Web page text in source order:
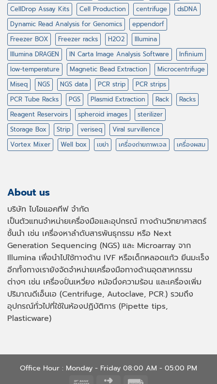
CellDrop Assay Kits
Cell Production centrifuge
dsDNA
Dynamic Read Analysis for Genomics
eppendorf
Freezer BOX
Freezer racks H2O2
Illumina
Illumina DRAGEN
IN Carta Image Analysis Software
Infinium
low-temperature
Magnetic Bead Extraction
Microcentrifuge
Miseq
NGS NGS data PCR strip
PCR strips
PCR Tube Racks
PGS Plasmid Extraction Rack
Racks
Reagent Reservoirs
spheroid images
sterilizer
Storage Box
Strip veriseq
Viral survillence
Vortex Mixer
Well box เขย่า เครื่องถ่ายภาพเจล เครื่องผสม
About us
บริษัท ไบโอแอคทีฟ จำกัด
เป็นตัวแทนจำหน่ายเครื่องมือและอุปกรณ์ ทางด้านวิทยาศาสตร์
ชั้นนำ เช่น เครื่องหาลำดับสารพันธุกรรม หรือ Next
Generation Sequencing (NGS) และ Microarray จาก
Illumina เพื่อนำไปใช้ทางด้าน IVF หรือเด็กหลอดแก้ว ยีนมะเร็ง
อีกทั้งทางเรายังจัดจำหน่ายเครื่องมือทางด้านอุตสาหกรรม
ต่างๆ เช่น เครื่องปั่นเหวี่ยง หม้อนึ่งความร้อน และเครื่องเพิ่ม
ปริมาณดีเอ็นเอ (Centrifuge, Autoclave, PCR.) รวมถึง
อุปกรณ์ทั่วไปที่ใช้ในห้องปฏิบัติการ (Pipette tips,
Plasticware)
Office Hour : Monday - Friday 08:00 AM - 05:00 PM
Bank
Click